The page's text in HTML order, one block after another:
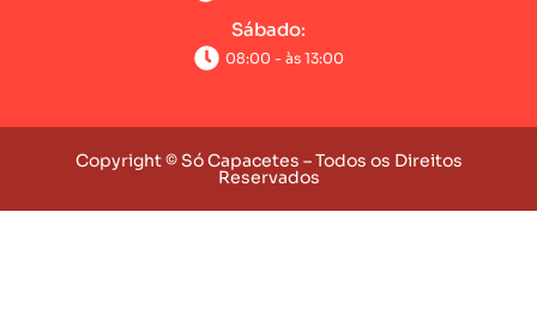
Sábado:
08:00 - às 13:00
Copyright © Só Capacetes – Todos os Direitos
Reservados